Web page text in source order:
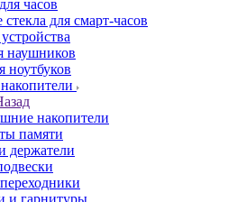
часов
для смарт-часов
наушников
ноутбуков
накопители
памяти
держатели
и гарнитуры